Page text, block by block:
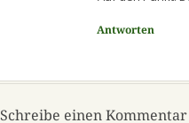
Antworten
Schreibe einen Kommentar